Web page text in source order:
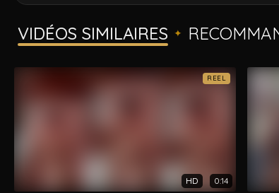
VIDÉOS SIMILAIRES ✦
REEL
HD 0:14